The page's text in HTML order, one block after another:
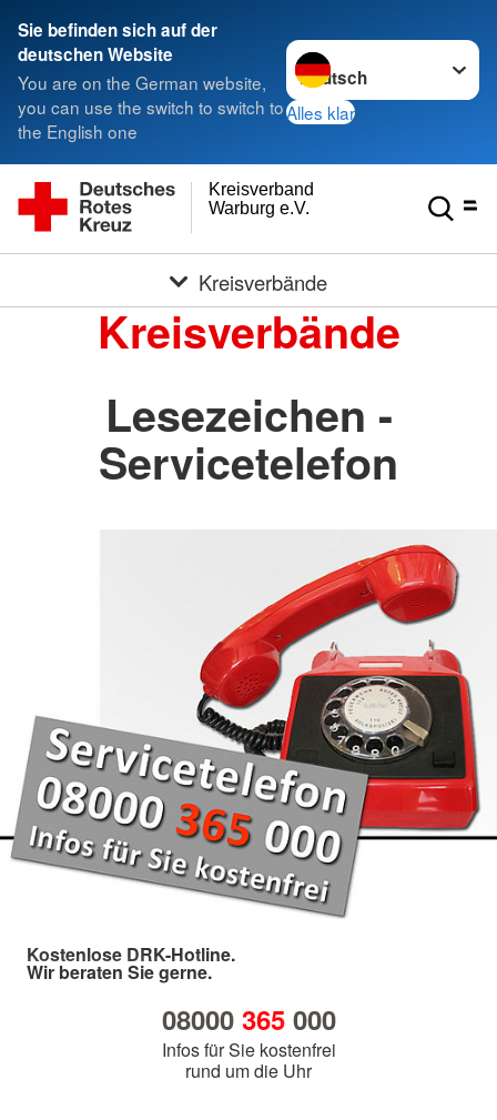
Sie befinden sich auf der
deutschen Website
You are on the German website,
you can use the switch to switch to
the English one
Sprache wechseln zu
Alles klar
Warburg e.V.
Kreisverband
Kreisverbände
Kreisverbände
Lesezeichen -
Servicetelefon
Kostenlose DRK-Hotline.
Wir beraten Sie gerne.
08000 365000
Infos für Sie kostenfrei
rund um die Uhr